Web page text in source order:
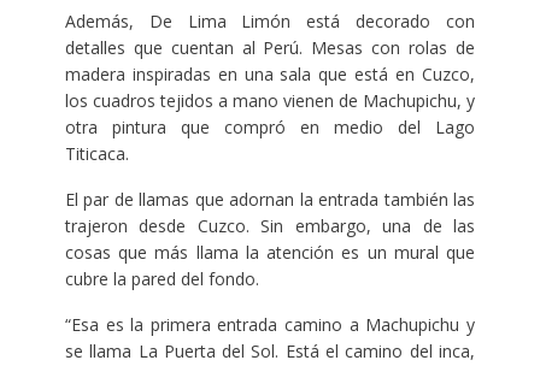
Además, De Lima Limón está decorado con
detalles que cuentan al Perú. Mesas con rolas de
madera inspiradas en una sala que está en Cuzco,
los cuadros tejidos a mano vienen de Machupichu, y
otra pintura que compró en medio del Lago
Titicaca.
El par de llamas que adornan la entrada también las
trajeron desde Cuzco. Sin embargo, una de las
cosas que más llama la atención es un mural que
cubre la pared del fondo.
“Esa es la primera entrada camino a Machupichu y
se llama La Puerta del Sol. Está el camino del inca,